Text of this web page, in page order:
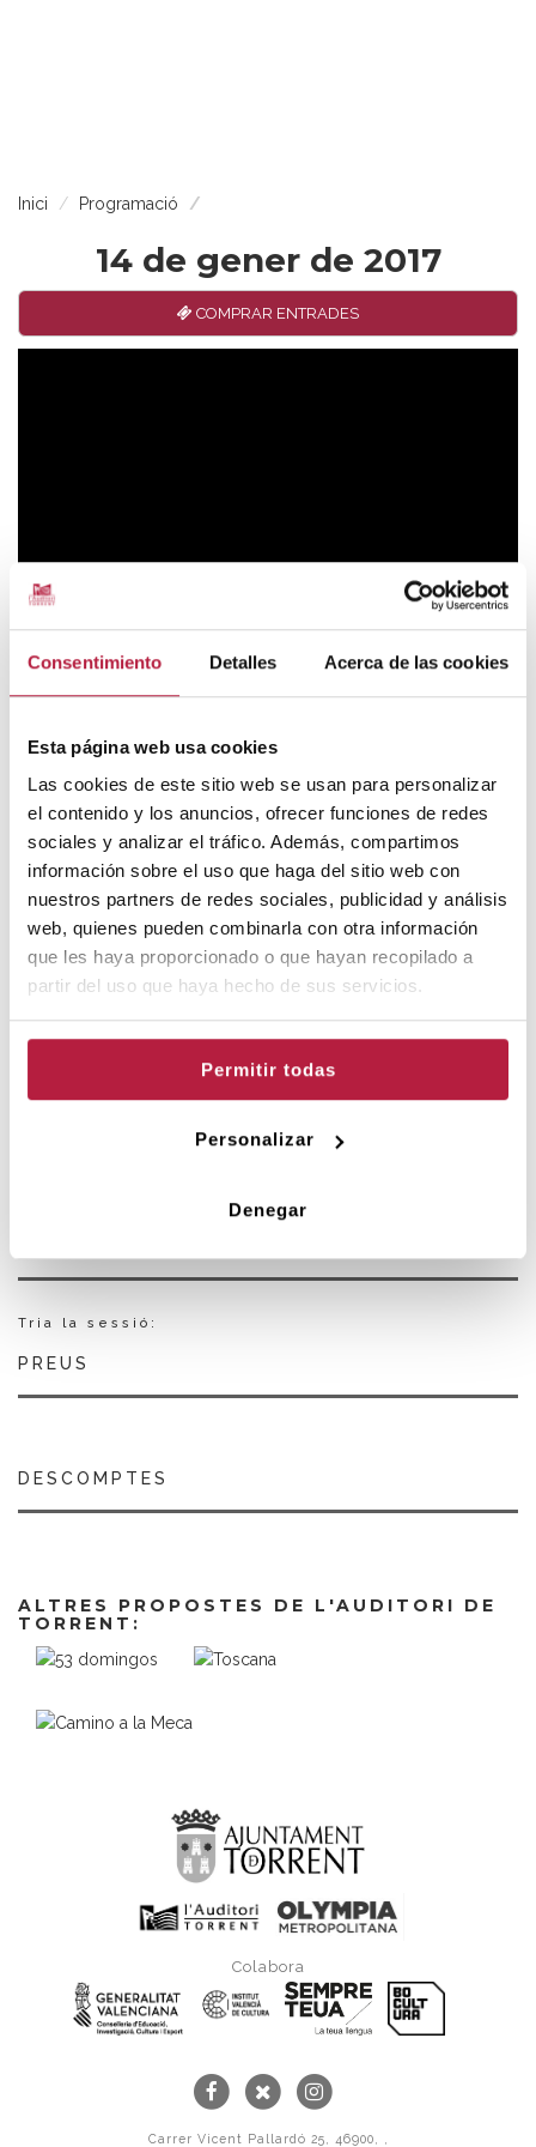
Consentimiento Detalles Acerca de las cookies
Esta página web usa cookies
Las cookies de este sitio web se usan para personalizar
el contenido y los anuncios, ofrecer funciones de redes
sociales y analizar el tráfico. Además, compartimos
información sobre el uso que haga del sitio web con
nuestros partners de redes sociales, publicidad y análisis
web, quienes pueden combinarla con otra información
que les haya proporcionado o que hayan recopilado a
partir del uso que haya hecho de sus servicios.
Permitir todas
Personalizar
Denegar
Inici Programació
14 de gener de 2017
COMPRAR ENTRADES
Carlos Martín
José Ramón Fernández
Cristina Higueras
Mireia Pamiés
Tria la sessió:
PREUS
DESCOMPTES
ALTRES PROPOSTES DE L'AUDITORI DE
TORRENT:
Colabora
Carrer Vicent Pallardó 25, 46900, ,